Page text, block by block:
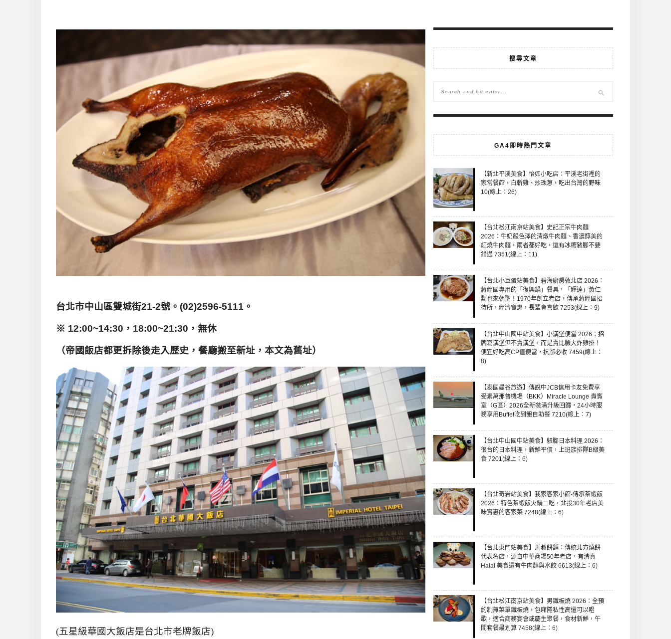
台北市中山區雙城街21-2號。(02)2596-5111。
※ 12:00~14:30，18:00~21:30，無休
（帝國飯店都更拆除後走入歷史，餐廳搬至新址，本文為舊址）
(五星級華國大飯店是台北市老牌飯店)
搜尋文章
GA4即時熱門文章
【新北平溪美食】怡如小吃店：平溪老街裡的
家常餐館，白斬雞、炒珠蔥，吃出台灣的野味
10(線上：26)
【台北松江南京站美食】史記正宗牛肉麵
2026：牛奶般色澤的清燉牛肉麵、香濃醇美的
紅燒牛肉麵，兩者都好吃，還有冰糖豬腳不要
錯過 7351(線上：11)
【台北小巨蛋站美食】碧海廚房敦北店 2026：
蔣經國專用的「復興鍋」餐具，「輝達」黃仁
勳也來朝聖！1970年創立老店，傳承蔣經國招
待所，經濟實惠，長輩會喜歡 7253(線上：9)
【台北中山國中站美食】小漢堡便當 2026：招
牌寫漢堡但不賣漢堡，而是賣比臉大炸雞排！
便宜好吃高CP值便當，抗漲必收 7459(線上：
8)
【泰國曼谷旅遊】傳說中JCB信用卡友免費享
受素萬那普機場（BKK）Miracle Lounge 貴賓
室（G區）2026全新裝潢升級回歸，24小時服
務享用Buffet吃到飽自助餐 7210(線上：7)
【台北中山國中站美食】躼腳日本料理 2026：
很台的日本料理，新鮮平價，上班族排隊B級美
食 7201(線上：6)
【台北奇岩站美食】我家客家小館-傳承茶蝦飯
2026：特色茶蝦飯火鍋二吃，北投30年老店美
味實惠的客家菜 7248(線上：6)
【台北東門站美食】馬叔餅舖：傳統北方燒餅
代表名店，源自中華商場50年老店，有清真
Halal 美食還有牛肉麵與水餃 6613(線上：6)
【台北松江南京站美食】男鐵板燒 2026：全預
約制無菜單鐵板燒，包廂隱私性高還可以唱
歌，適合商務宴會或慶生聚餐，食材新鮮，午
間套餐最划算 7458(線上：6)